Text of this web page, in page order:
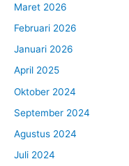
Maret 2026
Februari 2026
Januari 2026
April 2025
Oktober 2024
September 2024
Agustus 2024
Juli 2024